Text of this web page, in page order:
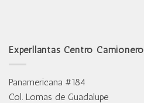
Experllantas Centro Camionero
Panamericana #184
Col. Lomas de Guadalupe